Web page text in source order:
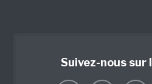
Suivez-nous sur